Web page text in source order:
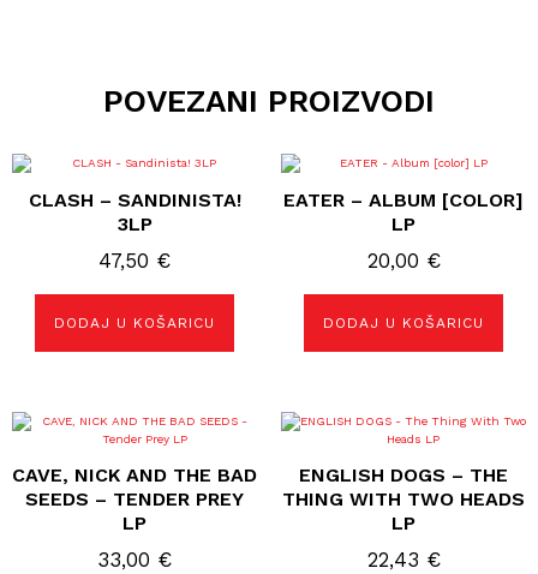
POVEZANI PROIZVODI
CLASH – SANDINISTA!
3LP
47,50 €
DODAJ U KOŠARICU
EATER – ALBUM [COLOR]
LP
20,00 €
DODAJ U KOŠARICU
CAVE, NICK AND THE BAD
SEEDS – TENDER PREY
LP
33,00 €
ENGLISH DOGS – THE
THING WITH TWO HEADS
LP
22,43 €